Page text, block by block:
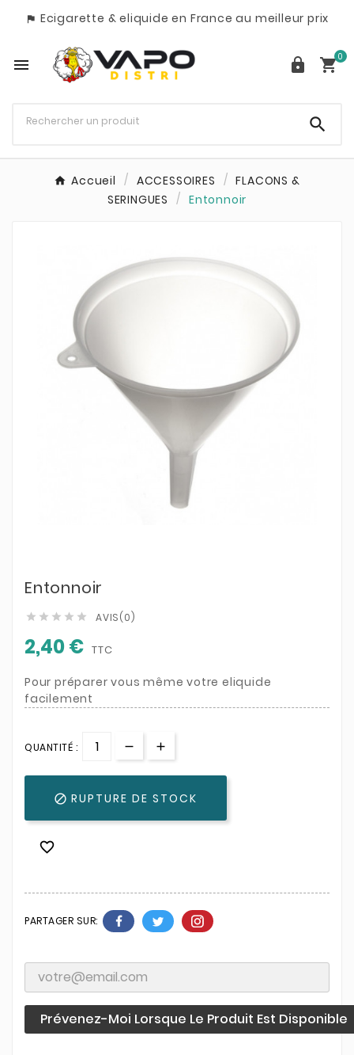
 Ecigarette & eliquide en France au meilleur prix
  0

Accueil ACCESSOIRES
FLACONS &
SERINGUES
Entonnoir
Entonnoir
     AVIS(0)
2,40 € TTC
Pour préparer vous même votre eliquide
facilement
QUANTITÉ :
 RUPTURE DE STOCK

PARTAGER SUR:
Prévenez-Moi Lorsque Le Produit Est Disponible